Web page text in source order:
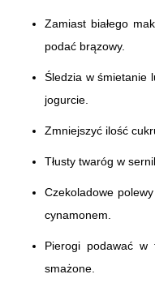
Zamiast białego
podać brązowy.
Śledzia w śmietanie
jogurcie.
Zmniejszyć ilość
Tłusty twaróg w
Czekoladowe
cynamonem.
Pierogi podawać
smażone.